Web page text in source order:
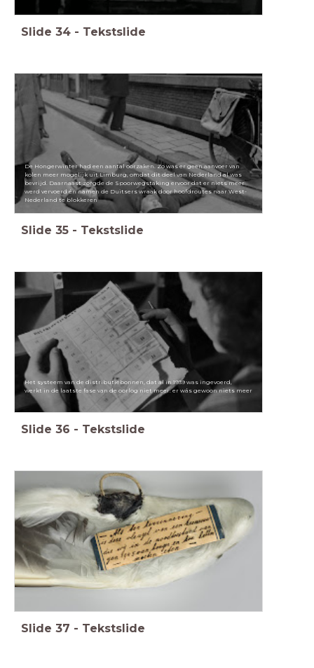
Slide 34 - Tekstslide
De Hongerwinter had een aantal oorzaken. Zo was er geen aanvoer van
kolen meer mogelijk uit Limburg, omdat dit deel van Nederland al was
bevrijd. Daarnaast zorgde de Spoorwegstaking ervoor dat er niets meer
werd vervoerd én namen de Duitsers wraak door hoofdroutes naar West-
Nederland te blokkeren
Slide 35 - Tekstslide
Het systeem van de distributiebonnen, dat al in 1939 was ingevoerd,
werkt in de laatste fase van de oorlog niet meer: er wás gewoon niets meer
Slide 36 - Tekstslide
Slide 37 - Tekstslide